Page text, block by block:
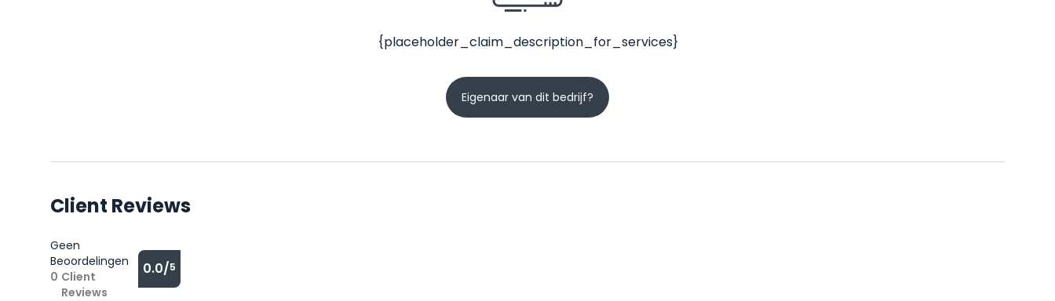
{placeholder_claim_description_for_services}
Eigenaar van dit bedrijf?
Client Reviews
Geen
Beoordelingen
0 Client
Reviews
0.0/5